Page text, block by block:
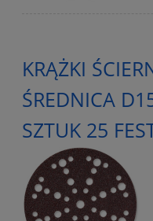
KRĄŻKI
ŚREDNICA
SZTUK 25